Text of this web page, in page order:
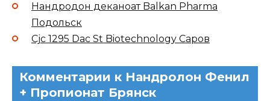
Нандродон деканоат Balkan Pharma
Подольск
Cjc 1295 Dac St Biotechnology Саров
Комментарии к Нандролон Фенил
+ Пропионат Брянск